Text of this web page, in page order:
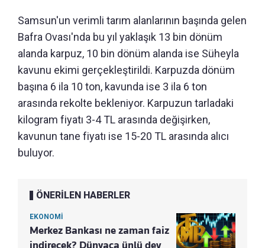
Samsun'un verimli tarım alanlarının başında gelen
Bafra Ovası'nda bu yıl yaklaşık 13 bin dönüm
alanda karpuz, 10 bin dönüm alanda ise Süheyla
kavunu ekimi gerçekleştirildi. Karpuzda dönüm
başına 6 ila 10 ton, kavunda ise 3 ila 6 ton
arasında rekolte bekleniyor. Karpuzun tarladaki
kilogram fiyatı 3-4 TL arasında değişirken,
kavunun tane fiyatı ise 15-20 TL arasında alıcı
buluyor.
ÖNERİLEN HABERLER
EKONOMİ
Merkez Bankası ne zaman faiz
indirecek? Dünyaca ünlü dev